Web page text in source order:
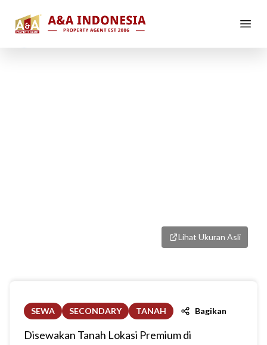
Lihat Ukuran Asli
SEWA SECONDARY TANAH Bagikan
Disewakan Tanah Lokasi Premium di